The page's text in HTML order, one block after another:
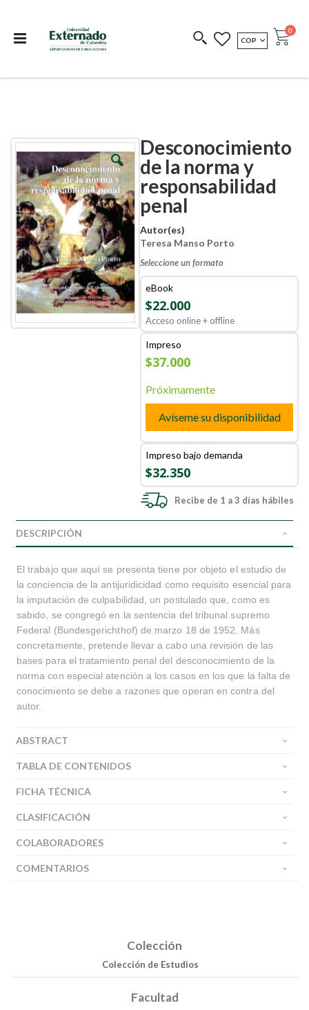
COEDICIONES REDIMIR CÓDIGO
MONEDA
COP Cart
0
Desconocimiento
de la norma y
responsabilidad
penal
Autor(es)
Teresa Manso Porto
Seleccione un formato
eBook
$22.000
Acceso online + offline
Impreso
$37.000
Próximamente
Avíseme su disponibilidad
Impreso bajo demanda
$32.350
Recibe de 1 a 3 días hábiles
Skip
to
the
end
of
the
images
gallery
Skip
to
the
beginning
of
the
images
gallery
DESCRIPCIÓN
El trabajo que aquí se presenta tiene por objeto el estudio de
la conciencia de la antijuridicidad como requisito esencial para
la imputación de culpabilidad, un postulado que, como es
sabido, se congregó en la sentencia del tribunal supremo
Federal (Bundesgerichthof) de marzo 18 de 1952. Más
concretamente, pretende llevar a cabo una revisión de las
bases para el tratamiento penal del desconocimiento de la
norma con especial atención a los casos en los que la falta de
conocimiento se debe a razones que operan en contra del
autor.
ABSTRACT
TABLA DE CONTENIDOS
FICHA TÉCNICA
CLASIFICACIÓN
COLABORADORES
COMENTARIOS
Colección
Colección de Estudios
Facultad